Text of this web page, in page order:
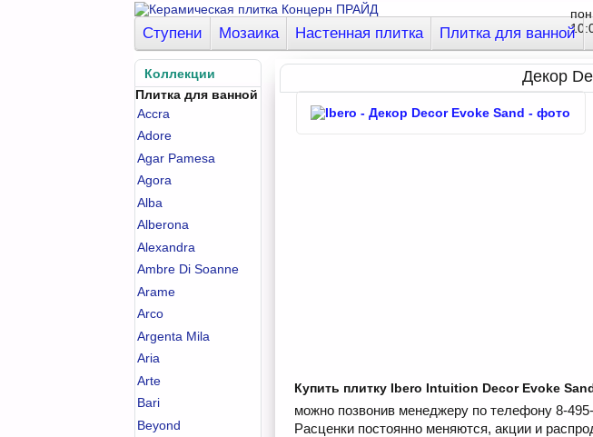
Ступени Мозаика Настенная плитка Плитка для ванной
Коллекции
Плитка для ванной
Accra
Adore
Agar Pamesa
Agora
Alba
Alberona
Alexandra
Ambre Di Soanne
Arame
Arco
Argenta Mila
Aria
Arte
Bari
Beyond
Декор
Купить плитку Ibero Intuition Decor Evoke
можно позвонив менеджеру по телефону 8-
Расценки постоянно меняются, акции и